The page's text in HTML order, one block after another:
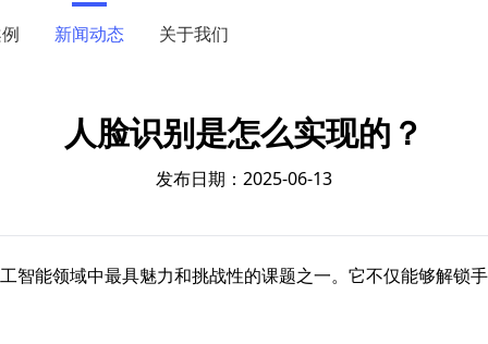
新闻动态 关于我们
人脸识别是怎么实现的？
发布日期：2025-06-13
智能领域中最具魅力和挑战性的课题之一。它不仅能够解锁